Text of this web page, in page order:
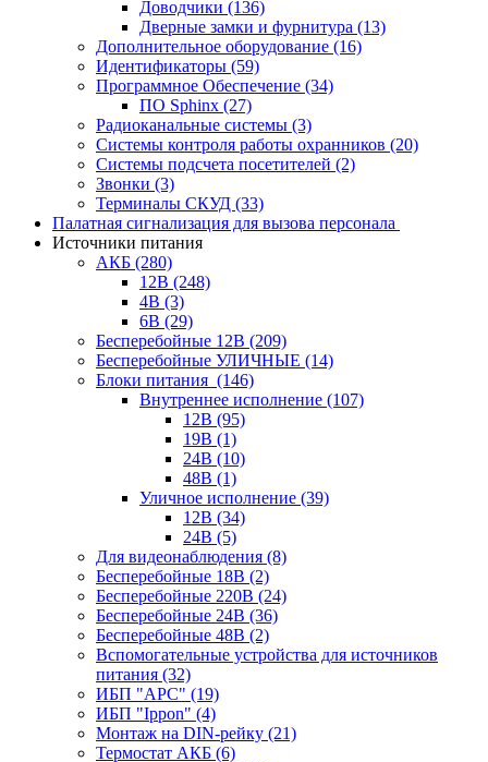
Доводчики (136)
Дверные замки и фурнитура (13)
Дополнительное оборудование (16)
Идентификаторы (59)
Программное Обеспечение (34)
ПО Sphinx (27)
Радиоканальные системы (3)
Системы контроля работы охранников (20)
Системы подсчета посетителей (2)
Звонки (3)
Терминалы СКУД (33)
Палатная сигнализация для вызова персонала
Источники питания
АКБ (280)
12В (248)
4В (3)
6В (29)
Бесперебойные 12В (209)
Бесперебойные УЛИЧНЫЕ (14)
Блоки питания (146)
Внутреннее исполнение (107)
12В (95)
19В (1)
24В (10)
48В (1)
Уличное исполнение (39)
12В (34)
24В (5)
Для видеонаблюдения (8)
Бесперебойные 18В (2)
Бесперебойные 220В (24)
Бесперебойные 24В (36)
Бесперебойные 48В (2)
Вспомогательные устройства для источников
питания (32)
ИБП "APC" (19)
ИБП "Ippon" (4)
Монтаж на DIN-рейку (21)
Термостат АКБ (6)